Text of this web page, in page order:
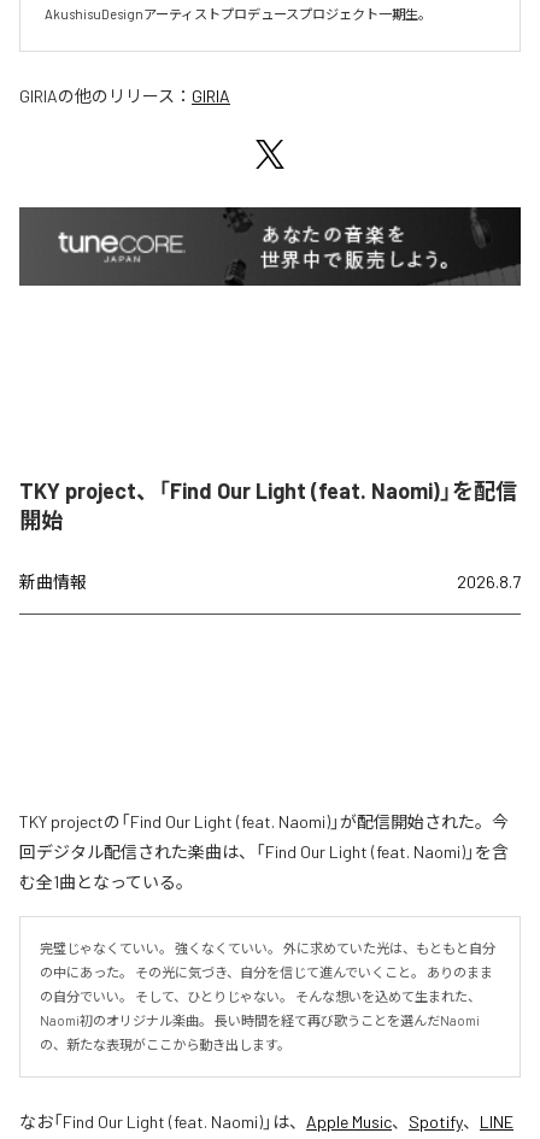
AkushisuDesignアーティストプロデュースプロジェクト一期生。
GIRIAの他のリリース： GIRIA
TKY project、「Find Our Light (feat. Naomi)」を配信
開始
新曲情報 2026.8.7
TKY projectの「Find Our Light (feat. Naomi)」が配信開始された。今
回デジタル配信された楽曲は、「Find Our Light (feat. Naomi)」を含
む全1曲となっている。
完璧じゃなくていい。 強くなくていい。 外に求めていた光は、もともと自分
の中にあった。 その光に気づき、自分を信じて進んでいくこと。 ありのまま
の自分でいい。 そして、ひとりじゃない。 そんな想いを込めて生まれた、
Naomi初のオリジナル楽曲。 長い時間を経て再び歌うことを選んだNaomi
の、新たな表現がここから動き出します。
なお「Find Our Light (feat. Naomi)」は、 Apple Music、 Spotify、 LINE